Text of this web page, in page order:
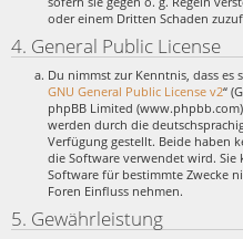
oder einem Dritten Schaden
4. General Public License
Du nimmst zur Kenntnis, dass es
GNU General Public License v2“
phpBB Limited
werden durch die
Verfügung gestellt. Beide haben
die Software verwendet wird.
Software für bestimmte Zwecke
Foren Einfluss nehmen.
5. Gewährleistung